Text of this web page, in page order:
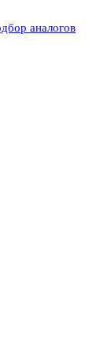
аналогов